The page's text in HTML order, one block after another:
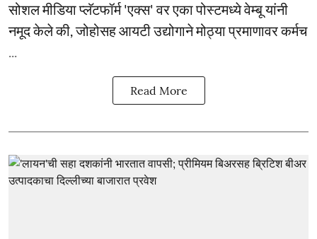
सोशल मीडिया प्लॅटफॉर्म 'एक्स' वर एका पोस्टमध्ये वेम्बू यांनी
नमूद केले की, जोहोसह आयटी उद्योगाने मोठ्या प्रमाणावर कर्मच
...
Read More